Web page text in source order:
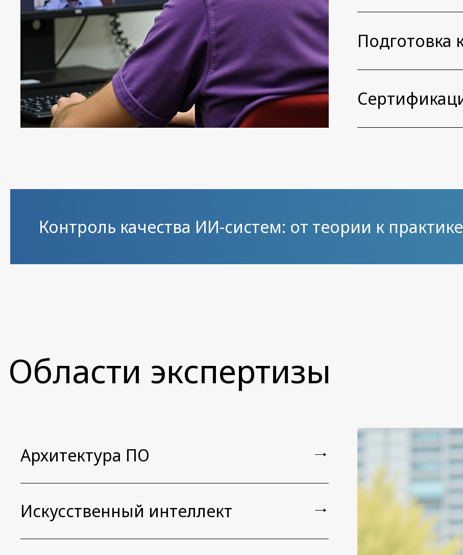
Подготовка
Контроль качества ИИ-систем: от теории к практике
Области экспертизы
Архитектура ПО
Искусственный интеллект